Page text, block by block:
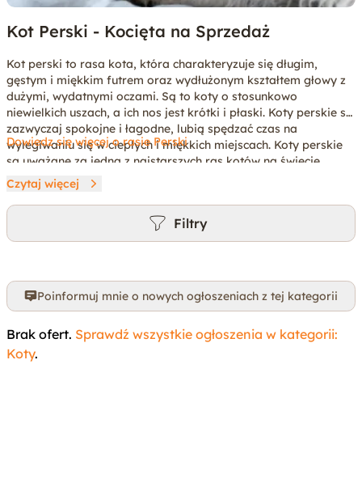
Kot Perski - Kocięta na Sprzedaż
Kot perski to rasa kota, która charakteryzuje się długim,
gęstym i miękkim futrem oraz wydłużonym kształtem głowy z
dużymi, wydatnymi oczami. Są to koty o stosunkowo
niewielkich uszach, a ich nos jest krótki i płaski. Koty perskie są
zazwyczaj spokojne i łagodne, lubią spędzać czas na
wylegiwaniu się w ciepłych i miękkich miejscach. Koty perskie
są uważane za jedną z najstarszych ras kotów na świecie,
dzięki czemu często występują na kocich wystawach. Jako koty
domowe, perskie lubią być w pobliżu swoich właścicieli i często
się do nich przywiązują. Są to zwierzęta raczej ciche i niezbyt
aktywne, ale potrafią bawić się i być bardzo ruchliwe, gdy są
pobudzone. Potrzebują regularnej pielęgnacji, szczególnie jeśli
Dowiedz się więcej o rasie Perski
Czytaj więcej
Filtry
Poinformuj mnie o nowych ogłoszeniach z tej kategorii
Brak ofert. Sprawdź wszystkie ogłoszenia w kategorii:
Koty.